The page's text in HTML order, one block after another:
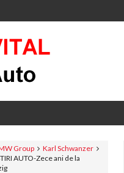
Group
Karl Schwanzer
AUTO-Zece ani de la